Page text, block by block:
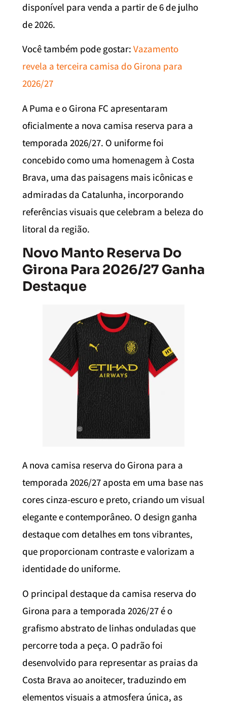
disponível para venda a partir de 6 de julho
de 2026.
Você também pode gostar: Vazamento
revela a terceira camisa do Girona para
2026/27
A Puma e o Girona FC apresentaram
oficialmente a nova camisa reserva para a
temporada 2026/27. O uniforme foi
concebido como uma homenagem à Costa
Brava, uma das paisagens mais icônicas e
admiradas da Catalunha, incorporando
referências visuais que celebram a beleza do
litoral da região.
Novo Manto Reserva Do
Girona Para 2026/27 Ganha
Destaque
A nova camisa reserva do Girona para a
temporada 2026/27 aposta em uma base nas
cores cinza-escuro e preto, criando um visual
elegante e contemporâneo. O design ganha
destaque com detalhes em tons vibrantes,
que proporcionam contraste e valorizam a
identidade do uniforme.
O principal destaque da camisa reserva do
Girona para a temporada 2026/27 é o
grafismo abstrato de linhas onduladas que
percorre toda a peça. O padrão foi
desenvolvido para representar as praias da
Costa Brava ao anoitecer, traduzindo em
elementos visuais a atmosfera única, as